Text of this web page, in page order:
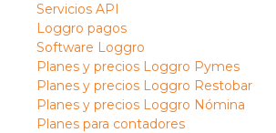
Servicios API
Loggro pagos
Software Loggro
Planes y precios Loggro Pymes
Planes y precios Loggro Restobar
Planes y precios Loggro Nómina
Planes para contadores